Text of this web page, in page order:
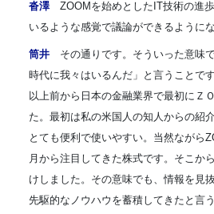
沓澤ZOOMを始めとしたIT技術の進
いるような感覚で議論ができるように
筒井 その通りです。そういった意味
時代に我々はいるんだ」と言うことで
以上前から日本の金融業界で最初にＺ
た。最初は私の米国人の知人からの紹
とても便利で使いやすい。当然ながら
月から注目してきた株式です。そこか
けしました。その意味でも、情報を見
先駆的なノウハウを蓄積してきたと言